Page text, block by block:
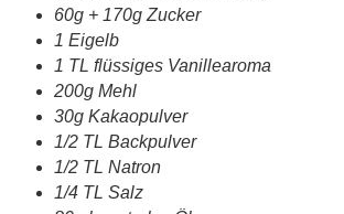
60g + 170g Zucker
1 Eigelb
1 TL flüssiges Vanillearoma
200g Mehl
30g Kakaopulver
1/2 TL Backpulver
1/2 TL Natron
1/4 TL Salz